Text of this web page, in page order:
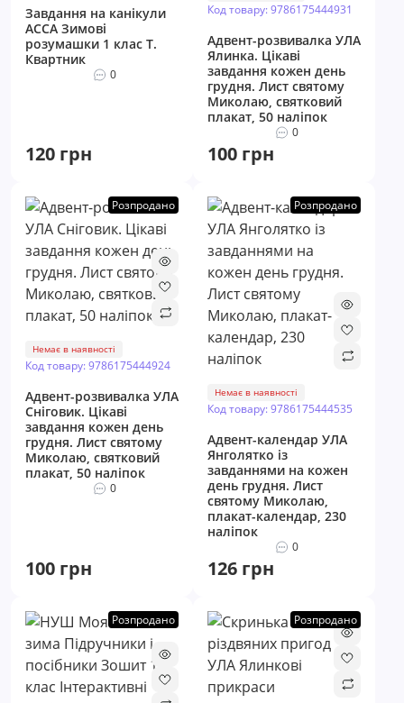
Завдання на канікули
АССА Зимові
розумашки 1 клас Т.
Квартник
0
120 грн
Код товару: 9786175444931
Адвент-розвивалка УЛА
Ялинка. Цікаві
завдання кожен день
грудня. Лист святому
Миколаю, святковий
плакат, 50 наліпок
0
100 грн
Розпродано
Немає в наявності
Код товару: 9786175444924
Адвент-розвивалка УЛА
Сніговик. Цікаві
завдання кожен день
грудня. Лист святому
Миколаю, святковий
плакат, 50 наліпок
0
100 грн
Розпродано
Немає в наявності
Код товару: 9786175444535
Адвент-календар УЛА
Янголятко із
завданнями на кожен
день грудня. Лист
святому Миколаю,
плакат-календар, 230
наліпок
0
126 грн
Розпродано Розпродано